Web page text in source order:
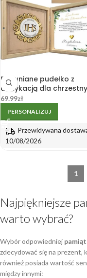
Drewniane pudełko z
dedykacją dla
Komunia od dziewczynki
69.99zł
PERSONALIZUJ
Przewidywana
10/08/2026
1
Najpiękniejsze
warto wybrać?
Wybór odpowiedniej
zdecydować się na prezent,
również posiada wartość
między innymi: